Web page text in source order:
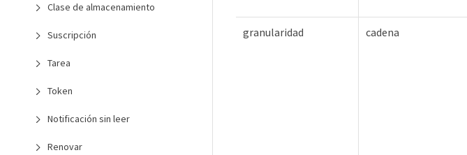
Clase de almacenamiento
Suscripción
Tarea
Token
Notificación sin leer
Renovar
granularidad cadena